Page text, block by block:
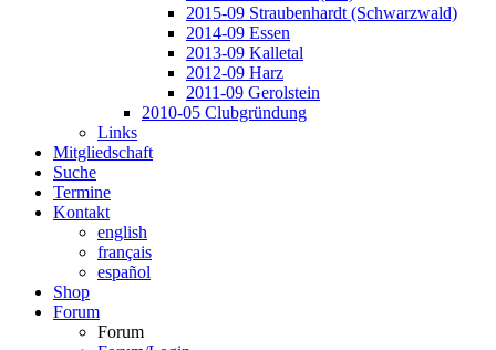
2015-09 Straubenhardt (Schwarzwald)
2014-09 Essen
2013-09 Kalletal
2012-09 Harz
2011-09 Gerolstein
2010-05 Clubgründung
Links
Mitgliedschaft
Suche
Termine
Kontakt
english
français
español
Shop
Forum
Forum